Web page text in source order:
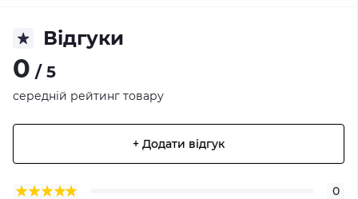
Відгуки
0 / 5
середній рейтинг товару
+ Додати відгук
0